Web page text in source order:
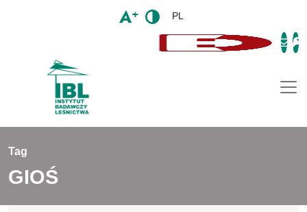
PL
Tag
GIOŚ